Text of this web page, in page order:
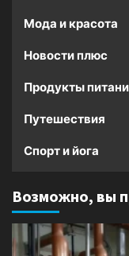
Мода и красота
Новости плюс
Продукты
Путешествия
Спорт и йога
Возможно, вы